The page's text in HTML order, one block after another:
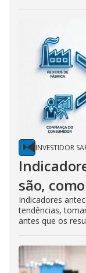
INVESTIDOR
são,
Indicadores
tendências,
antes que os